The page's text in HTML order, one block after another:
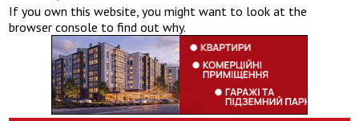
If you own this website, you might want to look at the
browser console to find out why.